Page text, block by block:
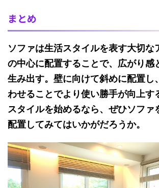
まとめ
ソファは生活スタイルを表す大切な
の中心に配置することで、広がり感
生み出す。壁に向けて斜めに配置し
わせることでより使い勝手が向上す
スタイルを始めるなら、ぜひソファ
配置してみてはいかがだろうか。